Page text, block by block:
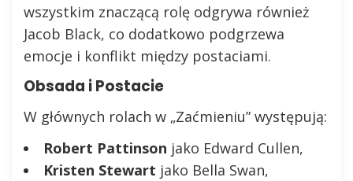
wszystkim znaczącą rolę odgrywa również
Jacob Black, co dodatkowo podgrzewa
emocje i konflikt między postaciami.
Obsada i Postacie
W głównych rolach w „Zaćmieniu” występują:
Robert Pattinson jako Edward Cullen,
Kristen Stewart jako Bella Swan,